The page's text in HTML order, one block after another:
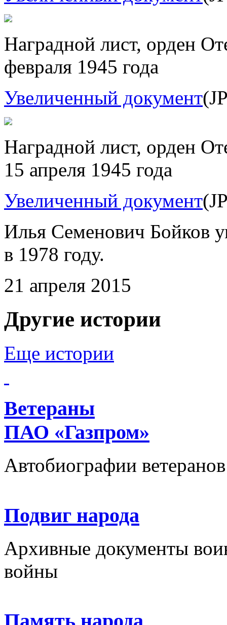
Наградной лист, орден
февраля 1945 года
Увеличенный документ
Наградной лист, орден
15 апреля 1945 года
Увеличенный документ
Илья Семенович Бойков
в 1978 году.
21 апреля 2015
Другие истории
Еще истории
Ветераны
ПАО «Газпром»
Автобиографии ветеранов
Подвиг народа
Архивные документы
войны